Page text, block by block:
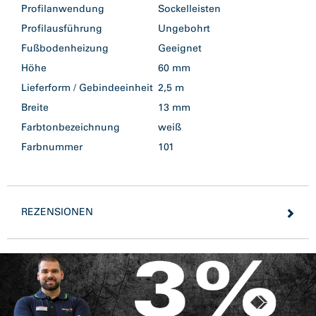
Profilanwendung
Sockelleisten
Profilausführung
Ungebohrt
Fußbodenheizung
Geeignet
Höhe
60 mm
Lieferform / Gebindeeinheit 2,5 m
Breite
13 mm
Farbtonbezeichnung
weiß
Farbnummer
101
REZENSIONEN